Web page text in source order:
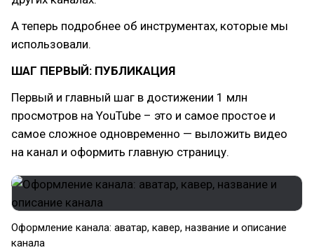
А теперь подробнее об инструментах, которые мы
использовали.
ШАГ ПЕРВЫЙ: ПУБЛИКАЦИЯ
Первый и главный шаг в достижении 1 млн
просмотров на YouTube – это и самое простое и
самое сложное одновременно — выложить видео
на канал и оформить главную страницу.
Оформление канала: аватар, кавер, название и описание
канала